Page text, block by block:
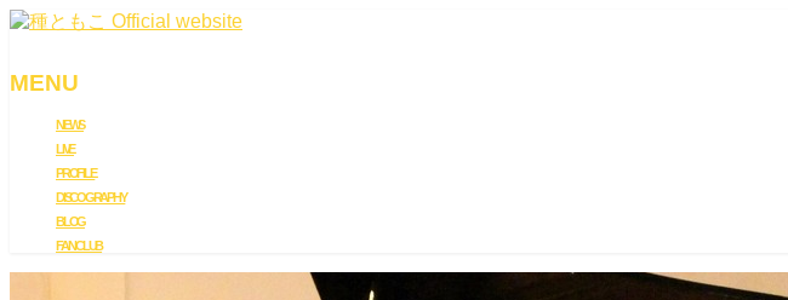
MENU
NEWS
LIVE
PROFILE
DISCOGRAPHY
BLOG
FAN CLUB